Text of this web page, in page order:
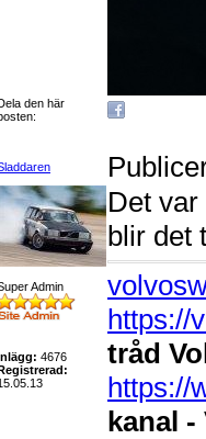
den här
Admin
4676
Det
blir det
https://
tråd
https://
kanal